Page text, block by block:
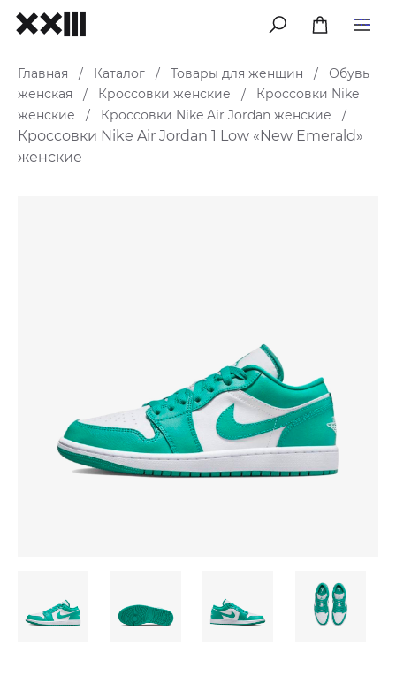
меню
Главная / Каталог / Товары для женщин /
Обувь
женская
/ Кроссовки женские /
Кроссовки Nike
женские
/ Кроссовки Nike Air Jordan женские /
Кроссовки Nike Air Jordan 1 Low «New Emerald»
женские